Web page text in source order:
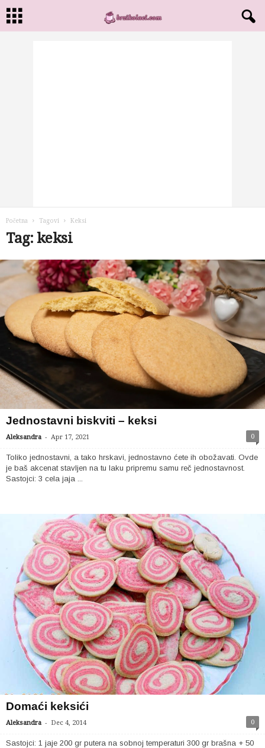
Početna Tagovi Keksi
Tag: keksi
Jednostavni biskviti – keksi
Aleksandra - Apr 17, 2021 0
Toliko jednostavni, a tako hrskavi, jednostavno ćete ih obožavati. Ovde
je baš akcenat stavljen na tu laku pripremu samu reč jednostavnost.
Sastojci: 3 cela jaja ...
Domaći keksići
Aleksandra - Dec 4, 2014 0
Sastojci: 1 jaje 200 gr putera na sobnoj temperaturi 300 gr brašna + 50